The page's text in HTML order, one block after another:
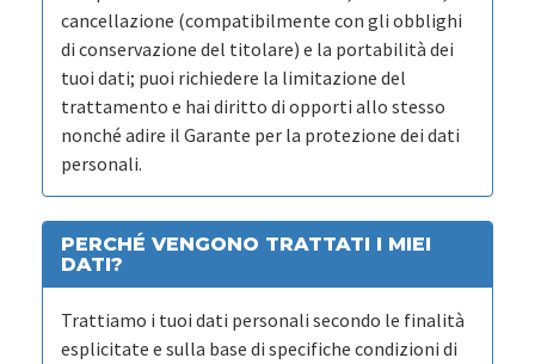
cancellazione (compatibilmente con gli obblighi
di conservazione del titolare) e la portabilità dei
tuoi dati; puoi richiedere la limitazione del
trattamento e hai diritto di opporti allo stesso
nonché adire il Garante per la protezione dei dati
personali.
PERCHÉ VENGONO TRATTATI I MIEI
DATI?
Trattiamo i tuoi dati personali secondo le finalità
esplicitate e sulla base di specifiche condizioni di